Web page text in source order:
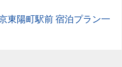
ドアで高度なセキュリテ
東陽町駅前 宿泊プラン一